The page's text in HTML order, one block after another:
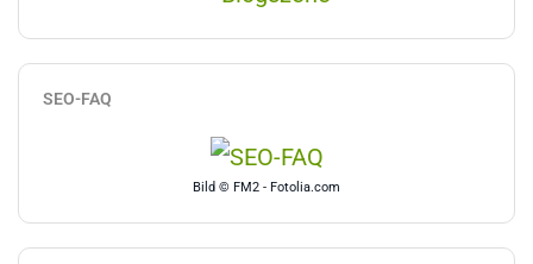
SEO-FAQ
Bild © FM2 - Fotolia.com